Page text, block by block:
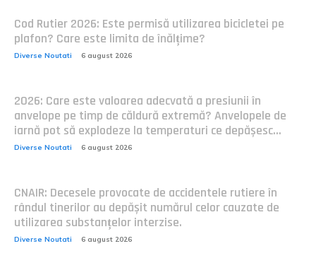
Cod Rutier 2026: Este permisă utilizarea bicicletei pe
plafon? Care este limita de înălțime?
Diverse Noutati 6 august 2026
2026: Care este valoarea adecvată a presiunii în
anvelope pe timp de căldură extremă? Anvelopele de
iarnă pot să explodeze la temperaturi ce depășesc...
Diverse Noutati 6 august 2026
CNAIR: Decesele provocate de accidentele rutiere în
rândul tinerilor au depășit numărul celor cauzate de
utilizarea substanțelor interzise.
Diverse Noutati 6 august 2026